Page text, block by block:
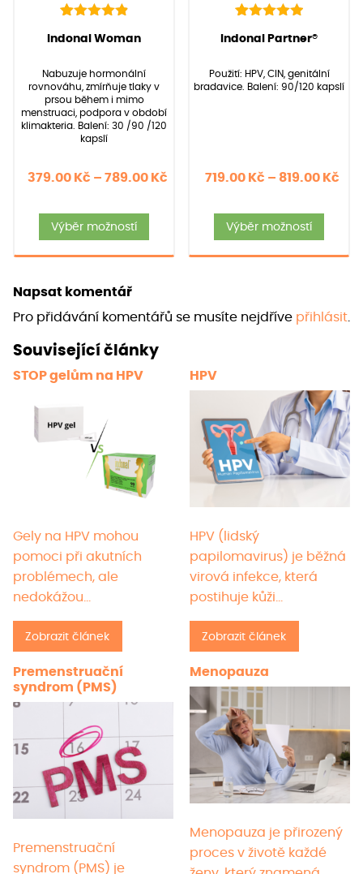
4.97
základě
hodnocení
zákazníků
(Hodnocení:88)
Indonal Woman
Nabuzuje hormonální
rovnováhu, zmírňuje tlaky v
prsou během i mimo
menstruaci, podpora v období
klimakteria. Balení: 30 /90 /120
kapslí
379.00 Kč – 789.00 KčRozpětí
379.00 Kč
789.00 Kč
Výběr možností
má
Možnosti
vybrat
produktu
5.00
základě
hodnocení
zákazníků
(Hodnocení:40)
Indonal Partner®
Použití: HPV, CIN, genitální
bradavice. Balení: 90/120 kapslí
719.00 Kč – 819.00 Kč
Výběr možností
má
Napsat komentář
Pro přidávání komentářů se musíte nejdříve přihlásit
Související články
STOP gelům na HPV
Gely na HPV mohou
pomoci při akutních
problémech, ale
nedokážou…
Zobrazit článek
HPV
HPV (lidský
papilomavirus) je běžná
virová infekce, která
postihuje kůži…
Zobrazit článek
Premenstruační
syndrom (PMS)
Premenstruační
syndrom (PMS) je
Menopauza
Menopauza je přirozený
proces v životě každé